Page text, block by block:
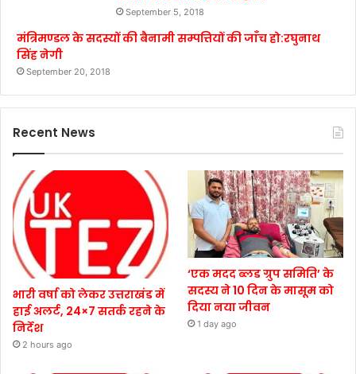
September 5, 2018
मंत्रिमण्डल के सदस्यों की बैनामी सम्पत्तियों की जाँच हो:रघुनाथ
सिंह नेगी
September 20, 2018
Recent News
भारी वर्षा को लेकर उत्तराखंड में
हाई अलर्ट, 24×7 सतर्क रहने के
निर्देश
2 hours ago
‘एक मदद ब्लड ग्रुप समिति’ के
सदस्य ने 10 दिन के मासूम को
दिया नया जीवन
1 day ago